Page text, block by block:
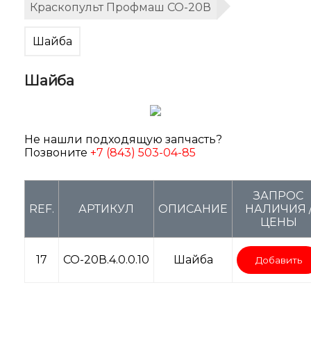
Краскопульт Профмаш СО-20В
Шайба
Шайба
Не нашли подходящую запчасть?
Позвоните +7 (843) 503-04-85
REF. АРТИКУЛ ОПИСАНИЕ
ЗАПРОС
НАЛИЧИЯ
ЦЕНЫ
17 СО-20В.4.0.0.10 Шайба Добавить